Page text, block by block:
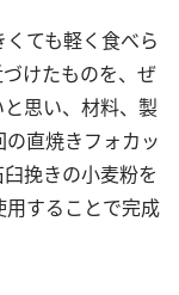
くても軽く食べら
けたものを、ぜ
思い、材料、製
直焼きフォカッ
挽きの小麦粉を
することで完成